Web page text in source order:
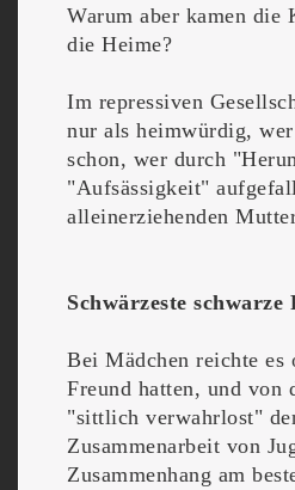
Warum aber kamen die
die Heime?
Im repressiven
nur als heimwürdig,
schon, wer durch
"Aufsässigkeit"
alleinerziehenden
Schwärzeste schwarze
Bei Mädchen reichte
Freund hatten, und von
"sittlich verwahrlost"
Zusammenarbeit von
Zusammenhang am